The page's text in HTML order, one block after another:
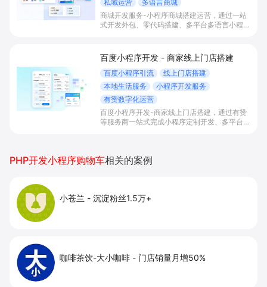
私域运营
多语言商城
商城开发服务-小程序商城搭建运营，通过一站
式开发外包、零代码搭建、多平台多语言小程序
实现低成本获客、提升复购与业绩增长。
百度小程序开发 - 商家线上门店搭建
百度小程序引流
线上门店搭建
本地生活服务
小程序开发服务
有赞数字化运营
百度小程序开发-商家线上门店搭建，通过有赞
等服务商一站式完成小程序定制开发、多平台联
PHP开发小程序购物车相关的案例
小苍兰 - 沉淀粉丝1.5万+
咖啡茶饮-大小咖啡 - 门店销量月增50%